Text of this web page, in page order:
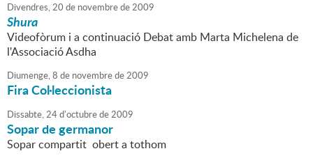
Divendres,20 de novembrede2009
Shura
Videofòrum i a continuació Debat amb Marta Michelena de
l'Associació Asdha
Diumenge,8 de novembrede2009
Fira Col·leccionista
Dissabte,24d'octubrede2009
Sopar de germanor
Sopar compartit obert a tothom